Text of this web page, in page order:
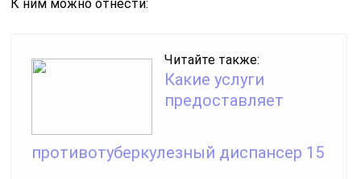
К ним можно отнести:
Читайте также:
Какие услуги
предоставляет
противотуберкулезный диспансер 15